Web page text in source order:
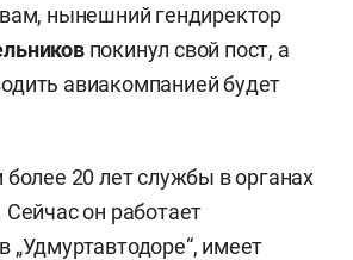
нынешний гендиректор
покинул свой пост, а
авиакомпанией будет
более 20 лет службы в органах
Сейчас он работает
„Удмуртавтодоре“, имеет